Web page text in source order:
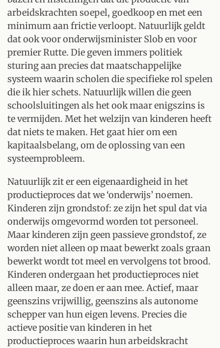
arbeidskrachten soepel, goedkoop en met een
minimum aan frictie verloopt. Natuurlijk geldt
dat ook voor onderwijsminister Slob en voor
premier Rutte. Die geven immers politiek
sturing aan precies dat maatschappelijke
systeem waarin scholen die specifieke rol spelen
die ik hier schets. Natuurlijk willen die geen
schoolsluitingen als het ook maar enigszins is
te vermijden. Met het welzijn van kinderen heeft
dat niets te maken. Het gaat hier om een
kapitaalsbelang, om de oplossing van een
systeemprobleem.
Natuurlijk zit er een eigenaardigheid in het
productieproces dat we ‘onderwijs’ noemen.
Kinderen zijn grondstof: ze zijn het spul dat via
onderwijs omgevormd worden tot personeel.
Maar kinderen zijn geen passieve grondstof, ze
worden niet alleen op maat bewerkt zoals graan
bewerkt wordt tot meel en vervolgens tot brood.
Kinderen ondergaan het productieproces niet
alleen maar, ze doen er aan mee. Actief, maar
geenszins vrijwillig, geenszins als autonome
schepper van hun eigen levens. Precies die
actieve positie van kinderen in het
productieproces waarin hun arbeidskracht